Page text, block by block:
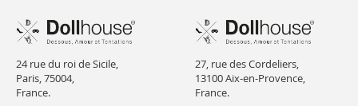
24 rue du roi de Sicile,
Paris, 75004,
France.
27, rue des Cordeliers,
13100 Aix-en-Provence,
France.